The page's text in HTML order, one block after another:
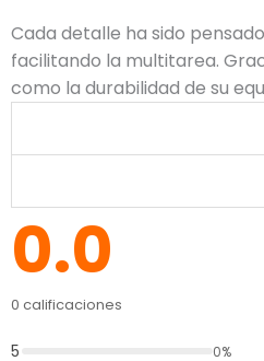
Cada detalle ha sido
facilitando la multitarea.
como la durabilidad de su
0.0
0 calificaciones
5 0%